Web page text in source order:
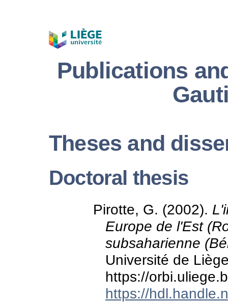
Publications
Theses and
Doctoral thesis
Pirotte, G. (2002).
Europe de l'Est
subsaharienne
Université de
https://
https://